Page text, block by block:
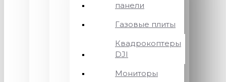
панели
Газовые плиты
Квадрокоптеры
DJI
Мониторы